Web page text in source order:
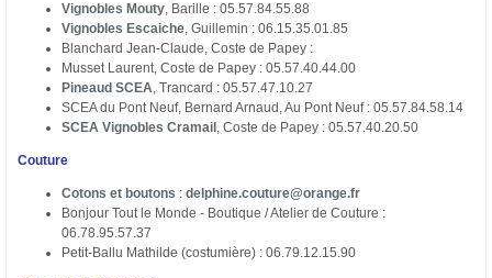
Vignobles Mouty, Barille : 05.57.84.55.88
Vignobles Escaiche, Guillemin : 06.15.35.01.85
Blanchard Jean-Claude, Coste de Papey :
Musset Laurent, Coste de Papey : 05.57.40.44.00
Pineaud SCEA, Trancard : 05.57.47.10.27
SCEA du Pont Neuf, Bernard Arnaud, Au Pont Neuf : 05.57.84.58.14
SCEA Vignobles Cramail , Coste de Papey : 05.57.40.20.50
Couture
Cotons et boutons : delphine.couture@orange.fr
Bonjour Tout le Monde - Boutique / Atelier de Couture :
06.78.95.57.37
Petit-Ballu Mathilde (costumière) : 06.79.12.15.90